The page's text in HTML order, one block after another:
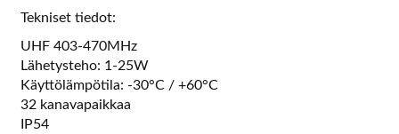
Tekniset tiedot:
UHF 403-470MHz
Lähetysteho: 1-25W
Käyttölämpötila: -30°C / +60°C
32 kanavapaikkaa
IP54